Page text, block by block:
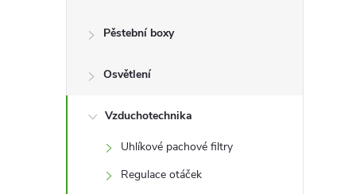
n
Pěstební boxy
Osvětlení
Vzduchotechnika
Uhlíkové pachové filtry
Regulace otáček